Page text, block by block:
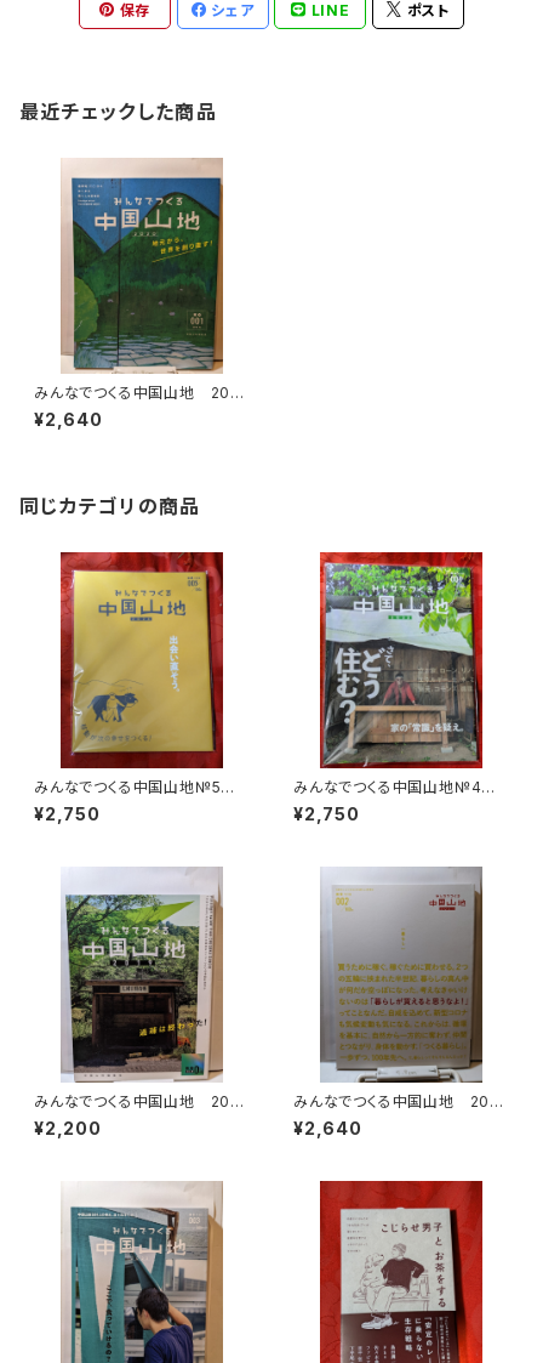
保存 シェア LINE ポスト
最近チェックした商品
みんなでつくる中国山地 202
0 №1 地元から世界を創り直
す！
¥2,640
同じカテゴリの商品
みんなでつくる中国山地№5 2
024 移動が次の幸せをつく
る！ 中国山地編集舎
¥2,750
みんなでつくる中国山地№4 2
023 さて、どう住む？ 中国山
地編集舎
¥2,750
みんなでつくる中国山地 2019
№0（のろし号） 過疎は終わ
った！
¥2,200
みんなでつくる中国山地 2021
№2 暮らし
¥2,640